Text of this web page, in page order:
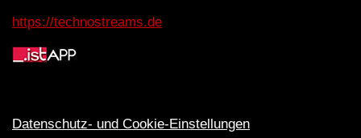
https://technostreams.de
Datenschutz- und Cookie-Einstellungen